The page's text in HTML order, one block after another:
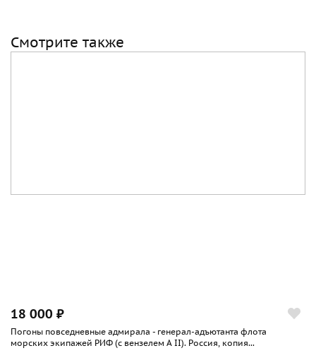
Смотрите также
18 000 ₽
Погоны повседневные адмирала - генерал-адъютанта флота
морских экипажей РИФ (с вензелем А II). Россия, копия...